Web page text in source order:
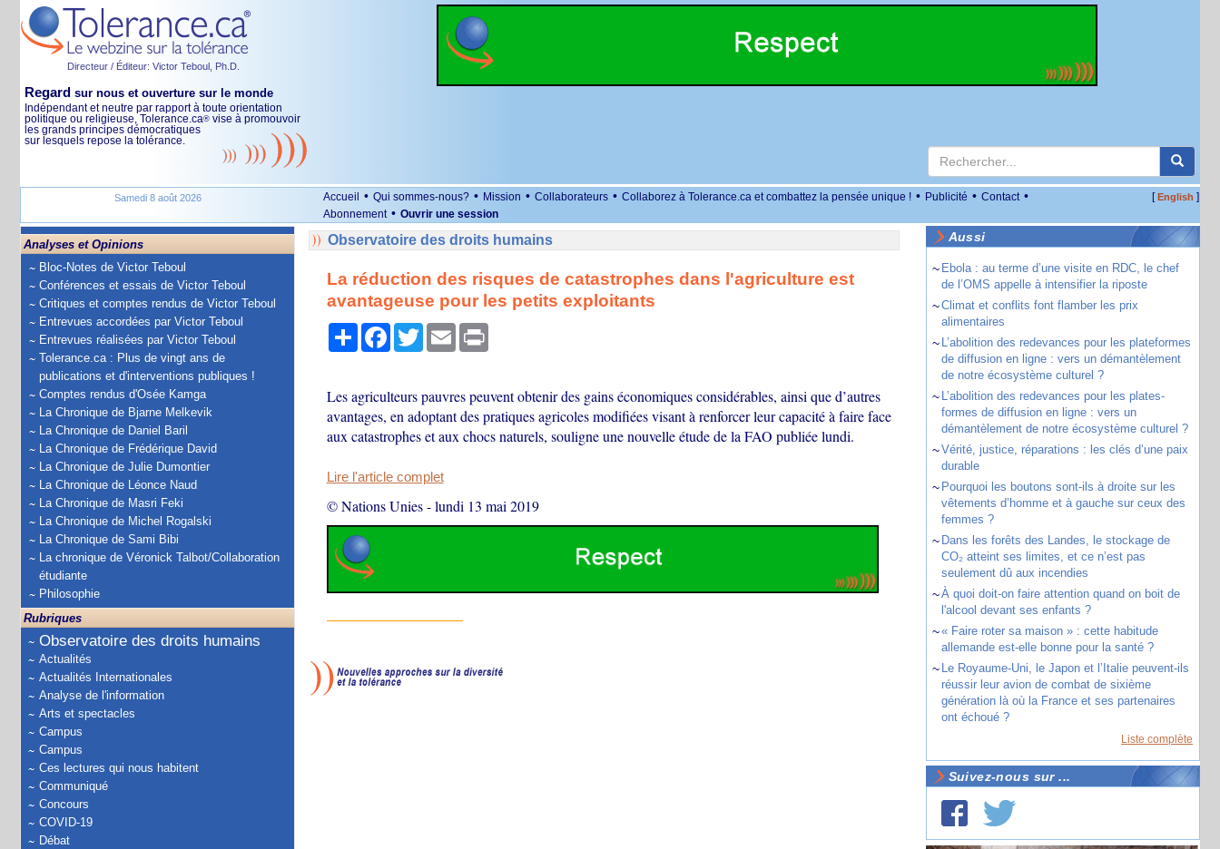
Directeur / Éditeur: Victor Teboul, Ph.D.
Regard sur nous et ouverture sur le monde
Indépendant et neutre par rapport à toute orientation
politique ou religieuse, Tolerance.ca® vise à promouvoir
les grands principes démocratiques
sur lesquels repose la tolérance.
Samedi 8 août 2026 Accueil • Qui sommes-nous? • Mission • Collaborateurs • Collaborez à Tolerance.ca et combattez la pensée unique ! • Publicité • Contact •
Abonnement • Ouvrir une session
[English ]
Analyses et Opinions
Bloc-Notes de Victor Teboul
Conférences et essais de Victor Teboul
Critiques et comptes rendus de Victor Teboul
Entrevues accordées par Victor Teboul
Entrevues réalisées par Victor Teboul
Tolerance.ca : Plus de vingt ans de
publications et d'interventions publiques !
Comptes rendus d'Osée Kamga
La Chronique de Bjarne Melkevik
La Chronique de Daniel Baril
La Chronique de Frédérique David
La Chronique de Julie Dumontier
La Chronique de Léonce Naud
La Chronique de Masri Feki
La Chronique de Michel Rogalski
La Chronique de Sami Bibi
La chronique de Véronick Talbot/Collaboration
étudiante
Philosophie
Rubriques
Observatoire des droits humains
Actualités
Actualités Internationales
Analyse de l'information
Arts et spectacles
Campus
Campus
Ces lectures qui nous habitent
Communiqué
Concours
COVID-19
Débat
Observatoire des droits humains
La réduction des risques de catastrophes dans l'agriculture est
avantageuse pour les petits exploitants
PartagerFacebook
TwitterEmail Print
Les agriculteurs pauvres peuvent obtenir des gains économiques considérables, ainsi que d’autres
avantages, en adoptant des pratiques agricoles modifiées visant à renforcer leur capacité à faire face
aux catastrophes et aux chocs naturels, souligne une nouvelle étude de la FAO publiée lundi.
Lire l'article complet
© Nations Unies-lundi 13 mai 2019
Aussi
~ Ebola : au terme d’une visite en RDC, le chef
de l’OMS appelle à intensifier la riposte
~Climat et conflits font flamber les prix
alimentaires
~ L’abolition des redevances pour les plateformes
de diffusion en ligne : vers un démantèlement
de notre écosystème culturel ?
~ L’abolition des redevances pour les plates-
formes de diffusion en ligne : vers un
démantèlement de notre écosystème culturel ?
~Vérité, justice, réparations : les clés d’une paix
durable
~ Pourquoi les boutons sont-ils à droite sur les
vêtements d’homme et à gauche sur ceux des
femmes ?
~ Dans les forêts des Landes, le stockage de
CO₂ atteint ses limites, et ce n’est pas
seulement dû aux incendies
~À quoi doit-on faire attention quand on boit de
l'alcool devant ses enfants ?
~« Faire roter sa maison » : cette habitude
allemande est-elle bonne pour la santé ?
~ Le Royaume-Uni, le Japon et l’Italie peuvent-ils
réussir leur avion de combat de sixième
génération là où la France et ses partenaires
ont échoué ?
Liste complète
Suivez-nous sur ...